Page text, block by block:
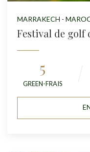
MARRAKECH -
Festival de golf
5
GREEN-FRAIS